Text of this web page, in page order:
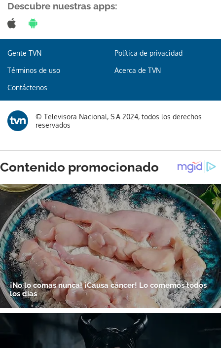
Descubre nuestras apps:
Gente TVN Política de privacidad
Términos de uso Acerca de TVN
Contáctenos
© Televisora Nacional, S.A 2024, todos los derechos
reservados